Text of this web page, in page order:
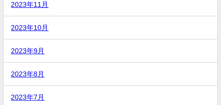
2023年11月
2023年10月
2023年9月
2023年8月
2023年7月